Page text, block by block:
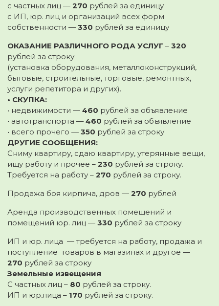
с частных лиц — 270 рублей за единицу
с ИП, юр. лиц и организаций всех форм
собственности — 330 рублей за единицу
ОКАЗАНИЕ РАЗЛИЧНОГО РОДА УСЛУГ – 320
рублей за строку
(установка оборудования, металлоконструкций,
бытовые, строительные, торговые, ремонтных,
услуги репетитора и других).
• СКУПКА:
• недвижимости — 460 рублей за объявление
• автотранспорта — 460 рублей за объявление
• всего прочего — 350 рублей за строку
ДРУГИЕ СООБЩЕНИЯ:
Сниму квартиру, сдаю квартиру, утерянные вещи,
ищу работу и прочее – 230 рублей за строку.
Требуется на работу – 270 рублей за строку.
Продажа боя кирпича, дров — 270 рублей
Аренда производственных помещений и
помещений юр. лиц — 330 рублей за строку
ИП и юр. лица — требуется на работу, продажа и
поступление товаров в магазинах и другое —
270 рублей за строку
Земельные извещения
С частных лиц – 80 рублей за строку.
ИП и юр.лица – 170 рублей за строку.